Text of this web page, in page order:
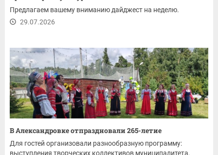
Предлагаем вашему вниманию дайджест на неделю.
29.07.2026
В Александровке отпраздновали 265-летие
Для гостей организовали разнообразную программу:
выступления творческих коллективов муниципалитета,